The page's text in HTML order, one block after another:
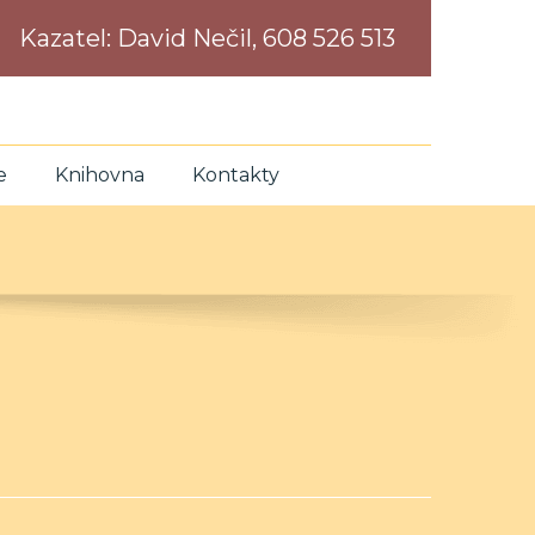
Kazatel: David Nečil, 608 526 513
Knihovna Kontakty